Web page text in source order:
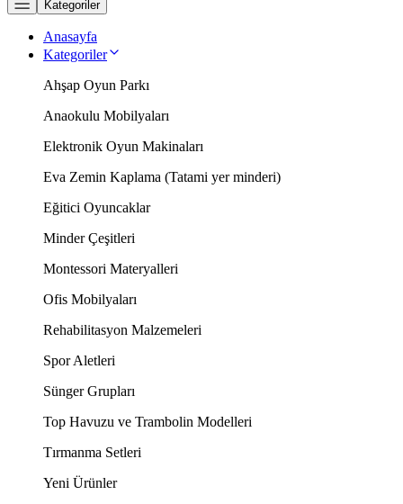
Kategoriler
Anasayfa
Kategoriler
Ahşap Oyun Parkı
Anaokulu Mobilyaları
Elektronik Oyun Makinaları
Eva Zemin Kaplama (Tatami yer minderi)
Eğitici Oyuncaklar
Minder Çeşitleri
Montessori Materyalleri
Ofis Mobilyaları
Rehabilitasyon Malzemeleri
Spor Aletleri
Sünger Grupları
Top Havuzu ve Trambolin Modelleri
Tırmanma Setleri
Yeni Ürünler